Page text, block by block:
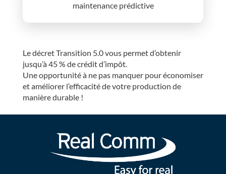
maintenance prédictive
Le décret Transition 5.0 vous permet d’obtenir
jusqu’à 45 % de crédit d’impôt.
Une opportunité à ne pas manquer pour économiser
et améliorer l’efficacité de votre production de
manière durable !